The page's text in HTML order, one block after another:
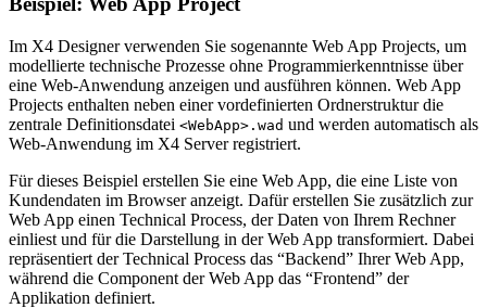
Im X4 Designer verwenden Sie sogenannte Web App Projects, um
modellierte technische Prozesse ohne Programmierkenntnisse über
eine Web-Anwendung anzeigen und ausführen können. Web App
Projects enthalten neben einer vordefinierten Ordnerstruktur die
zentrale Definitionsdatei <WebApp>.wad und werden automatisch als
Web-Anwendung im X4 Server registriert.
Für dieses Beispiel erstellen Sie eine Web App, die eine Liste von
Kundendaten im Browser anzeigt. Dafür erstellen Sie zusätzlich zur
Web App einen Technical Process, der Daten von Ihrem Rechner
einliest und für die Darstellung in der Web App transformiert. Dabei
repräsentiert der Technical Process das “Backend” Ihrer Web App,
während die Component der Web App das “Frontend” der
Applikation definiert.